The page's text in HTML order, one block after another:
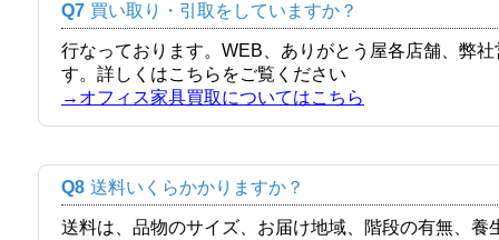
Q7 買い取り・引取をしていますか？
行なっております。WEB、ありがとう屋各店舗、弊
す。詳しくはこちらをご覧ください
→オフィス家具買取についてはこちら
Q8 送料いくらかかりますか？
送料は、品物のサイズ、お届け地域、階段の有無、